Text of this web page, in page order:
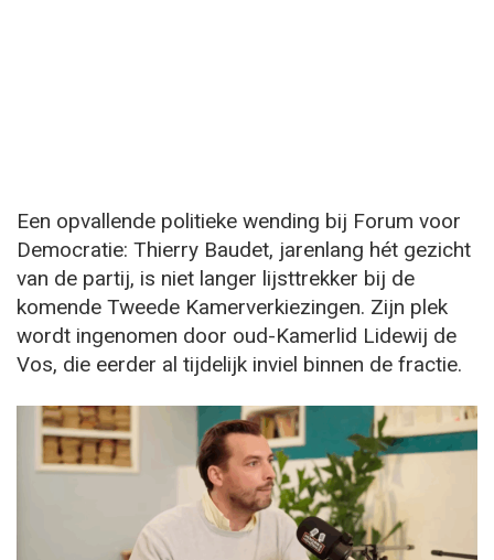
Een opvallende politieke wending bij Forum voor
Democratie: Thierry Baudet, jarenlang hét gezicht
van de partij, is niet langer lijsttrekker bij de
komende Tweede Kamerverkiezingen. Zijn plek
wordt ingenomen door oud-Kamerlid Lidewij de
Vos, die eerder al tijdelijk inviel binnen de fractie.